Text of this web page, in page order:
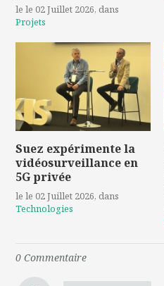
le le 02 Juillet 2026, dans
Projets
Suez expérimente la
vidéosurveillance en
5G privée
le le 02 Juillet 2026, dans
Technologies
0 Commentaire